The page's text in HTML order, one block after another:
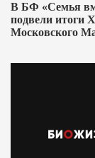
В БФ «Семья
подвели итоги
Московского